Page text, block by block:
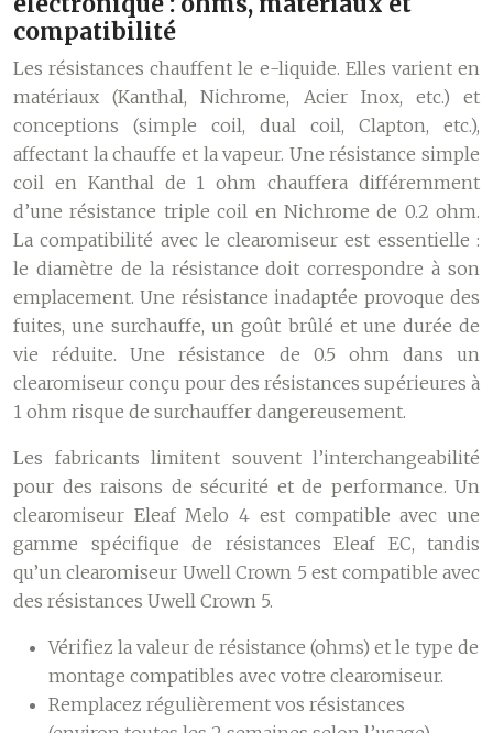
compatibilité
Les résistances chauffent le e-liquide. Elles varient en
matériaux (Kanthal, Nichrome, Acier Inox, etc.) et
conceptions (simple coil, dual coil, Clapton, etc.),
affectant la chauffe et la vapeur. Une résistance simple
coil en Kanthal de 1 ohm chauffera différemment
d’une résistance triple coil en Nichrome de 0.2 ohm.
La compatibilité avec le clearomiseur est essentielle :
le diamètre de la résistance doit correspondre à son
emplacement. Une résistance inadaptée provoque des
fuites, une surchauffe, un goût brûlé et une durée de
vie réduite. Une résistance de 0.5 ohm dans un
clearomiseur conçu pour des résistances supérieures à
1 ohm risque de surchauffer dangereusement.
Les fabricants limitent souvent l’interchangeabilité
pour des raisons de sécurité et de performance. Un
clearomiseur Eleaf Melo 4 est compatible avec une
gamme spécifique de résistances Eleaf EC, tandis
qu’un clearomiseur Uwell Crown 5 est compatible avec
des résistances Uwell Crown 5.
Vérifiez la valeur de résistance (ohms) et le type de
montage compatibles avec votre clearomiseur.
Remplacez régulièrement vos résistances